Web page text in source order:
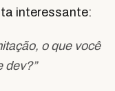
interessante:
o que você
dev?”